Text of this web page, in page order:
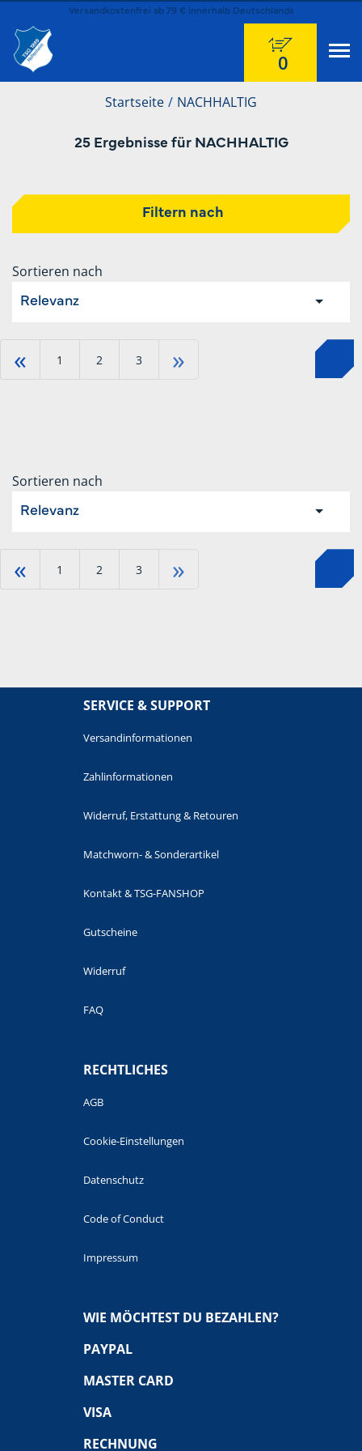
Versandkostenfrei ab 79 € innerhalb Deutschlands
0
Startseite NACHHALTIG
25 Ergebnisse für NACHHALTIG
Filtern nach
Sortieren nach
Relevanz
« 1 2 3 »
Sortieren nach
Relevanz
« 1 2 3 »
SERVICE & SUPPORT
Versandinformationen
Zahlinformationen
Widerruf, Erstattung & Retouren
Matchworn- & Sonderartikel
Kontakt & TSG-FANSHOP
Gutscheine
Widerruf
FAQ
RECHTLICHES
AGB
Cookie-Einstellungen
Datenschutz
Code of Conduct
Impressum
WIE MÖCHTEST DU BEZAHLEN?
PAYPAL
MASTER CARD
VISA
RECHNUNG